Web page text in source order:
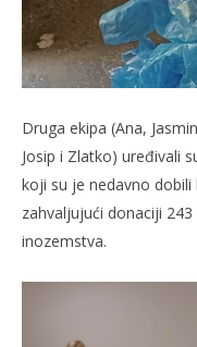
Druga ekipa (Ana,
Josip i Zlatko) uređivali
koji su je nedavno dobili
zahvaljujući donaciji
inozemstva.